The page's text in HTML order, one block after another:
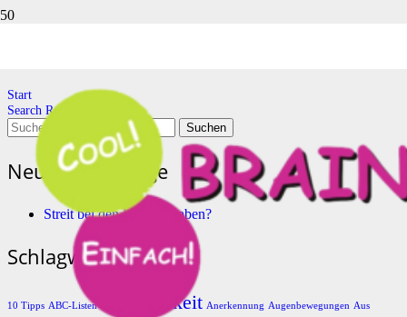
Start
Search Results Page
Suchen
nach:
Neueste Beiträge
Streit bei den Hausaufgaben?
Schlagwörter
10 Tipps ABC-Listen Achtsamkeit Anerkennung Augenbewegungen Aus